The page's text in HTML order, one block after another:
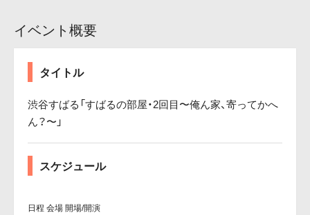
イベント概要
タイトル
渋谷すばる「すばるの部屋・2回目〜俺ん家、寄ってかへ
ん？〜」
スケジュール
日程 会場開場/開演